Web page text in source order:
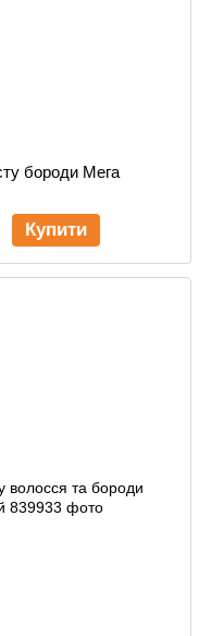
бороди Мега
Купити